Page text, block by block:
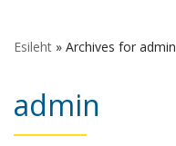
Esileht » Archives for admin
admin